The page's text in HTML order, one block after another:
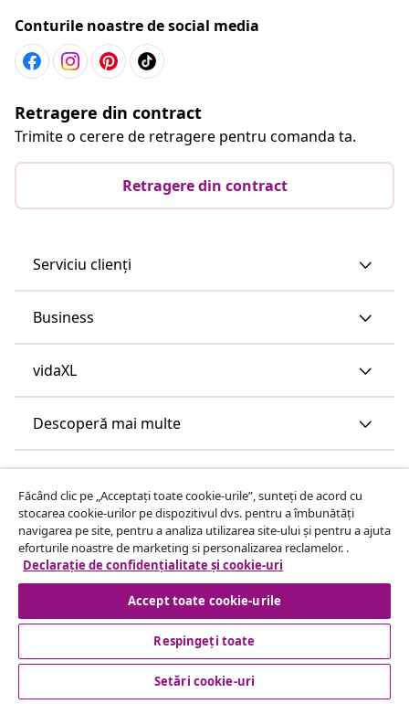
Conturile noastre de social media
Retragere din contract
Trimite o cerere de retragere pentru comanda ta.
Retragere din contract
Serviciu clienți
Business
vidaXL
Descoperă mai multe
Făcând clic pe „Acceptați toate cookie-urile”, sunteți de acord cu
stocarea cookie-urilor pe dispozitivul dvs. pentru a îmbunătăți
navigarea pe site, pentru a analiza utilizarea site-ului și pentru a ajuta
eforturile noastre de marketing si personalizarea reclamelor. .
Declarație de confidențialitate și cookie-uri
Accept toate cookie-urile
Respingeți toate
Setări cookie-uri